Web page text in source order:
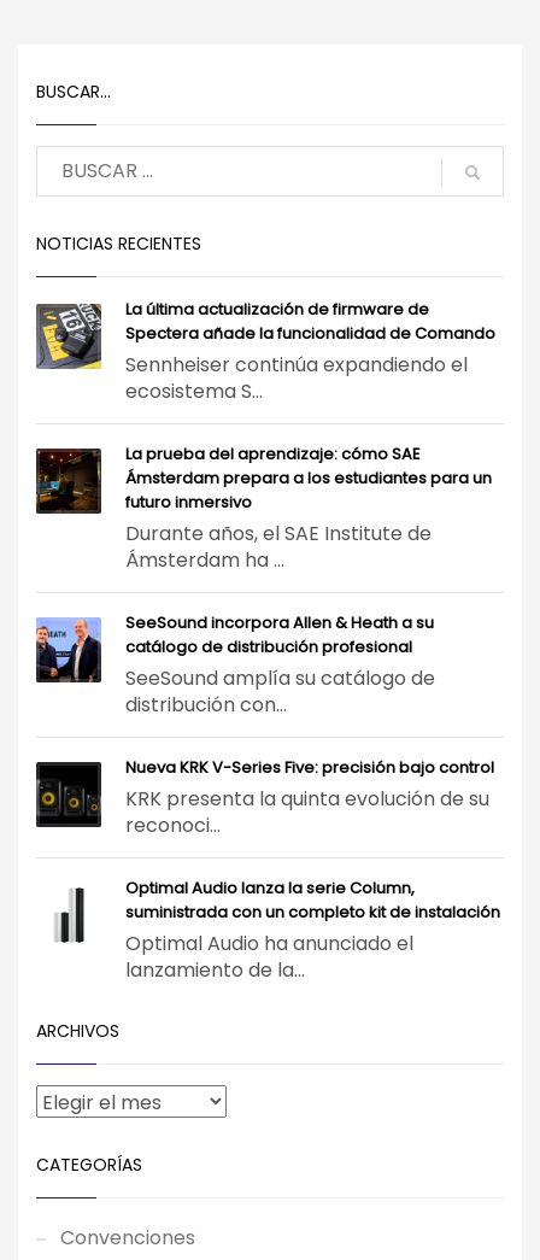
BUSCAR…
NOTICIAS RECIENTES
La última actualización de firmware de
Spectera añade la funcionalidad de Comando
Sennheiser continúa expandiendo el
ecosistema S...
La prueba del aprendizaje: cómo SAE
Ámsterdam prepara a los estudiantes para un
futuro inmersivo
Durante años, el SAE Institute de
Ámsterdam ha ...
SeeSound incorpora Allen & Heath a su
catálogo de distribución profesional
SeeSound amplía su catálogo de
distribución con...
Nueva KRK V-Series Five: precisión bajo control
KRK presenta la quinta evolución de su
reconoci...
Optimal Audio lanza la serie Column,
suministrada con un completo kit de instalación
Optimal Audio ha anunciado el
lanzamiento de la...
ARCHIVOS
CATEGORÍAS
Convenciones